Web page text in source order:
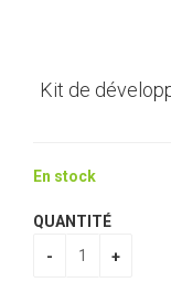
Kit de
En stock
QUANTITÉ